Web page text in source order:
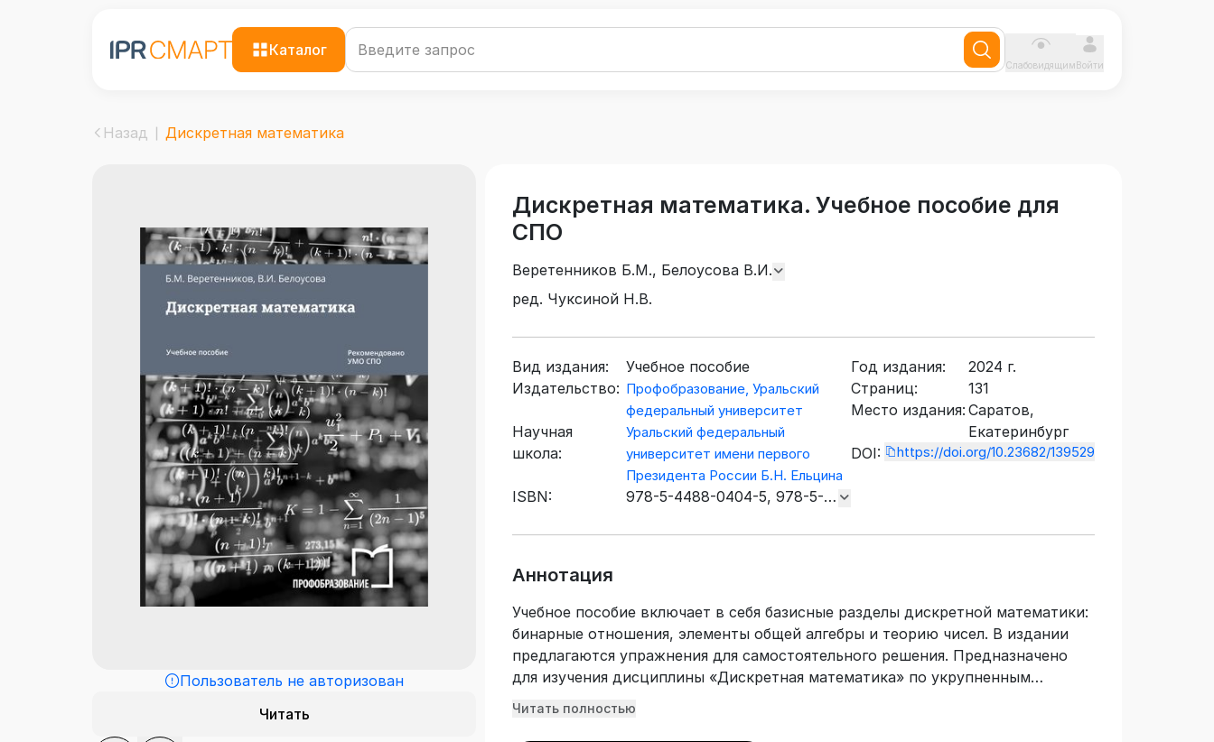
Каталог
СлабовидящимВойти
Назад Дискретная математика
Пользователь не авторизован
Читать
Дискретная математика. Учебное пособие для
СПО
Веретенников Б.М., Белоусова В.И.
ред. Чуксиной Н.В.
Вид издания:
Учебное пособие
Издательство: Профобразование, Уральский
федеральный университет
Научная
школа:
Уральский федеральный
университет имени первого
Президента России Б.Н. Ельцина
ISBN:
978-5-4488-0404-5, 978-5-
Год издания:
2024 г.
Страниц:
131
Место издания: Саратов,
Екатеринбург
DOI:
https://doi.org/10.23682/139529
Аннотация
Учебное пособие включает в себя базисные разделы дискретной математики:
бинарные отношения, элементы общей алгебры и теорию чисел. В издании
предлагаются упражнения для самостоятельного решения. Предназначено
для изучения дисциплины «Дискретная математика» по укрупненным
группам специальностей среднего профессионального образования
Читать полностью